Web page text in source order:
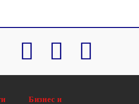
Бизнес и